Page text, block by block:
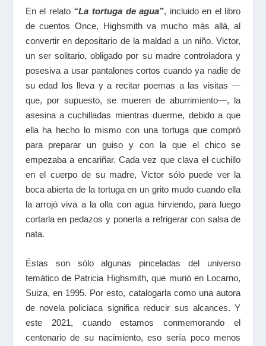
En el relato “La tortuga de agua”, incluido en el libro
de cuentos Once, Highsmith va mucho más allá, al
convertir en depositario de la maldad a un niño. Victor,
un ser solitario, obligado por su madre controladora y
posesiva a usar pantalones cortos cuando ya nadie de
su edad los lleva y a recitar poemas a las visitas —
que, por supuesto, se mueren de aburrimiento—, la
asesina a cuchilladas mientras duerme, debido a que
ella ha hecho lo mismo con una tortuga que compró
para preparar un guiso y con la que el chico se
empezaba a encariñar. Cada vez que clava el cuchillo
en el cuerpo de su madre, Victor sólo puede ver la
boca abierta de la tortuga en un grito mudo cuando ella
la arrojó viva a la olla con agua hirviendo, para luego
cortarla en pedazos y ponerla a refrigerar con salsa de
nata.
Éstas son sólo algunas pinceladas del universo
temático de Patricia Highsmith, que murió en Locarno,
Suiza, en 1995. Por esto, catalogarla como una autora
de novela policiaca significa reducir sus alcances. Y
este 2021, cuando estamos conmemorando el
centenario de su nacimiento, eso sería poco menos